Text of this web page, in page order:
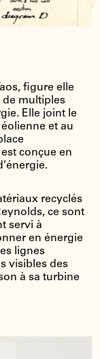
figure elle
de multiples
Elle joint le
et au
conçue en
recyclés
ce sont
servi à
en énergie
lignes
visibles des
à sa turbine